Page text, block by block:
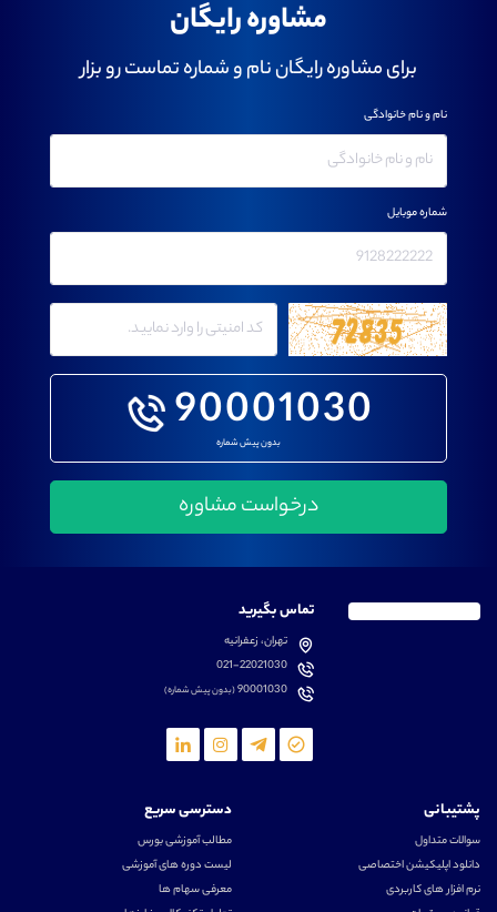
مشاوره رایگان
برای مشاوره رایگان نام و شماره تماست رو بزار
90001030
بدون پیش شماره
نام و نام خانوادگی
شماره موبایل
تماس بگیرید
تهران، زعفرانیه
021-22021030
90001030(بدون پیش شماره)
پشتیبانی
سوالات متداول
دانلود اپلیکیشن اختصاصی
نرم افزار های کاربردی
دسترسی سریع
مطالب آموزشی بورس
لیست دوره های آموزشی
معرفی سهام ها